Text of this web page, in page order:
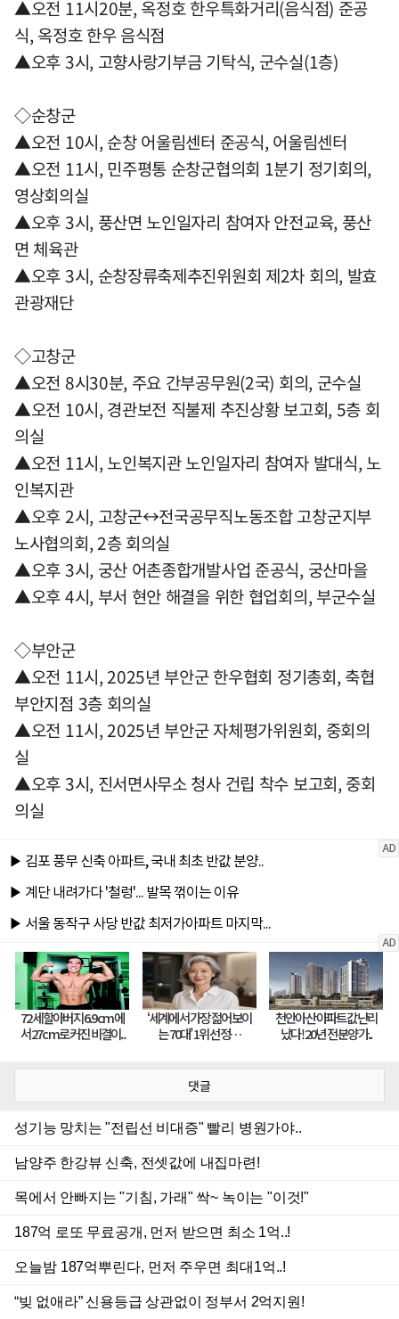
▲오전 11시20분, 옥정호 한우특화거리(음식점) 준공
식, 옥정호 한우 음식점
▲오후 3시, 고향사랑기부금 기탁식, 군수실(1층)
◇순창군
▲오전 10시, 순창 어울림센터 준공식, 어울림센터
▲오전 11시, 민주평통 순창군협의회 1분기 정기회의,
영상회의실
▲오후 3시, 풍산면 노인일자리 참여자 안전교육, 풍산
면 체육관
▲오후 3시, 순창장류축제추진위원회 제2차 회의, 발효
관광재단
◇고창군
▲오전 8시30분, 주요 간부공무원(2국) 회의, 군수실
▲오전 10시, 경관보전 직불제 추진상황 보고회, 5층 회
의실
▲오전 11시, 노인복지관 노인일자리 참여자 발대식, 노
인복지관
▲오후 2시, 고창군↔전국공무직노동조합 고창군지부
노사협의회, 2층 회의실
▲오후 3시, 궁산 어촌종합개발사업 준공식, 궁산마을
▲오후 4시, 부서 현안 해결을 위한 협업회의, 부군수실
◇부안군
▲오전 11시, 2025년 부안군 한우협회 정기총회, 축협
부안지점 3층 회의실
▲오전 11시, 2025년 부안군 자체평가위원회, 중회의
실
▲오후 3시, 진서면사무소 청사 건립 착수 보고회, 중회
의실
댓글